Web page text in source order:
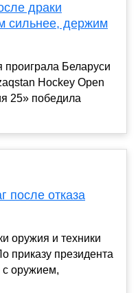
драки
сильнее, держим
проиграла Беларуси
Hockey Open
25» победила
после отказа
оружия и техники
приказу президента
оружием,